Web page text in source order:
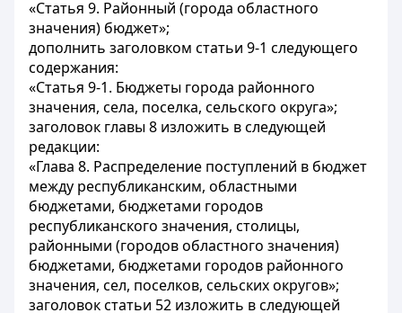
«Статья 9. Районный (города областного
значения) бюджет»;
дополнить заголовком статьи 9-1 следующего
содержания:
«Статья 9-1. Бюджеты города районного
значения, села, поселка, сельского округа»;
заголовок главы 8 изложить в следующей
редакции:
«Глава 8. Распределение поступлений в бюджет
между республиканским, областными
бюджетами, бюджетами городов
республиканского значения, столицы,
районными (городов областного значения)
бюджетами, бюджетами городов районного
значения, сел, поселков, сельских округов»;
заголовок статьи 52 изложить в следующей